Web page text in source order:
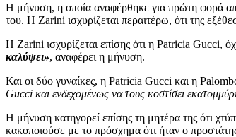
Η μήνυση, η οποία αναφέρθηκε για πρώτη φορά
του. Η Zarini ισχυρίζεται περαιτέρω, ότι της
Η Zarini ισχυρίζεται επίσης ότι η Patricia Gucci,
καλύψει», αναφέρει η μήνυση.
Και οι δύο γυναίκες, η Patricia Gucci και η
Gucci και ενδεχομένως να τους κοστίσει
Η μήνυση κατηγορεί επίσης τη μητέρα της ότι
κακοποιούσε με το πρόσχημα ότι ήταν ο